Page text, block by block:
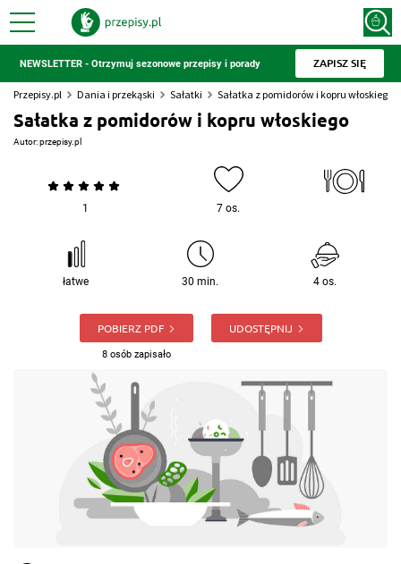
NEWSLETTER - Otrzymuj sezonowe przepisy i porady ZAPISZ SIĘ
Przepisy.pl Dania i przekąski Sałatki Sałatka z pomidorów i kopru włoskiego
Sałatka z pomidorów i kopru włoskiego
Autor:przepisy.pl
1 7 os.
łatwe 30 min. 4 os.
POBIERZ PDF
8 osób zapisało
UDOSTĘPNIJ